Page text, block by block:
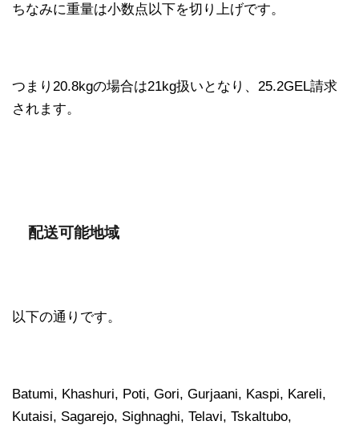
ちなみに重量は小数点以下を切り上げです。
つまり20.8kgの場合は21kg扱いとなり、25.2GEL請求
されます。
配送可能地域
以下の通りです。
Batumi, Khashuri, Poti, Gori, Gurjaani, Kaspi, Kareli,
Kutaisi, Sagarejo, Sighnaghi, Telavi, Tskaltubo,